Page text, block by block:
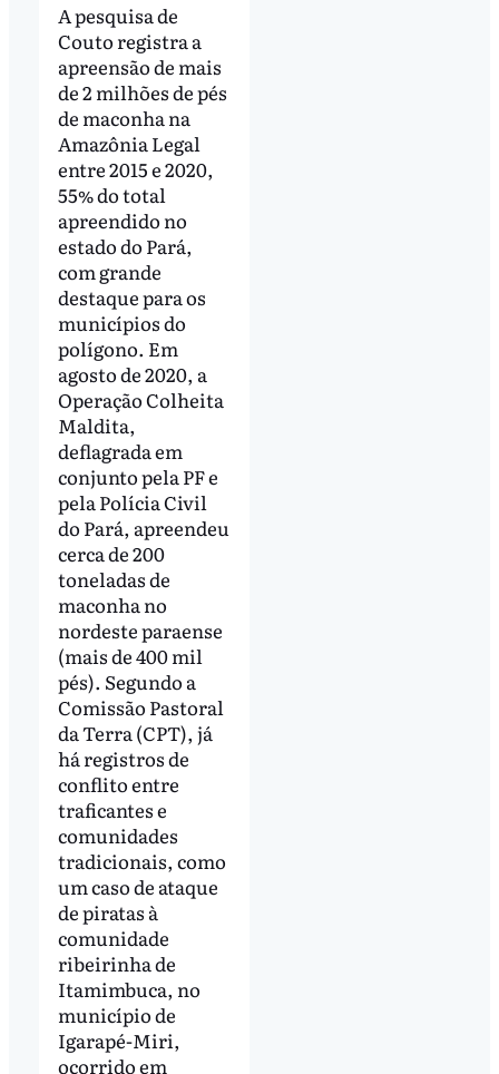
A pesquisa de
Couto registra a
apreensão de mais
de 2 milhões de pés
de maconha na
Amazônia Legal
entre 2015 e 2020,
55% do total
apreendido no
estado do Pará,
com grande
destaque para os
municípios do
polígono. Em
agosto de 2020, a
Operação Colheita
Maldita,
deflagrada em
conjunto pela PF e
pela Polícia Civil
do Pará, apreendeu
cerca de 200
toneladas de
maconha no
nordeste paraense
(mais de 400 mil
pés). Segundo a
Comissão Pastoral
da Terra (CPT), já
há registros de
conflito entre
traficantes e
comunidades
tradicionais, como
um caso de ataque
de piratas à
comunidade
ribeirinha de
Itamimbuca, no
município de
Igarapé-Miri,
ocorrido em